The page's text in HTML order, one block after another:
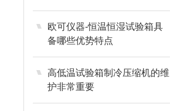
欧可仪器-恒温恒湿试验箱具
备哪些优势特点
高低温试验箱制冷压缩机的维
护非常重要